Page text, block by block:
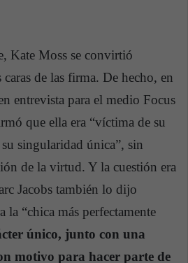
Kate Moss se convirtió
de las firma. De hecho, en
entrevista para el medio Focus
que ella era “víctima de su
singularidad única”, sin
de la virtud. Y la cuestión era
Jacobs también lo dijo
la “chica más perfectamente
único, junto con una
motivo para hacer parte de